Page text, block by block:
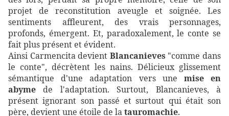
projet de reconstitution aveugle et soignée. Les
sentiments affleurent, des vrais personnages,
profonds, émergent. Et, paradoxalement, le conte se
fait plus présent et évident.
Ainsi Carmencita devient Blancanieves "comme dans
le conte", décrètent les nains. Délicieux glissement
sémantique d'une adaptation vers une mise en
abyme de l'adaptation. Surtout, Blancanieves, à
présent ignorant son passé et surtout qui était son
père, devient une étoile de latauromachie.